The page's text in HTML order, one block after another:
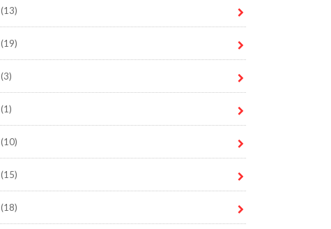
(13)
(19)
(3)
(1)
(10)
(15)
(18)